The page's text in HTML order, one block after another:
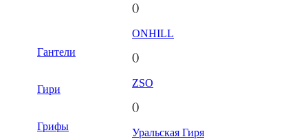
Гантели
Гири
Грифы
()
ONHILL
()
ZSO
()
Уральская Гиря